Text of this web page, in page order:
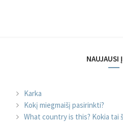
NAUJAUSI
Karka
Kokį miegmaišį pasirinkti?
What country is this? Kokia tai